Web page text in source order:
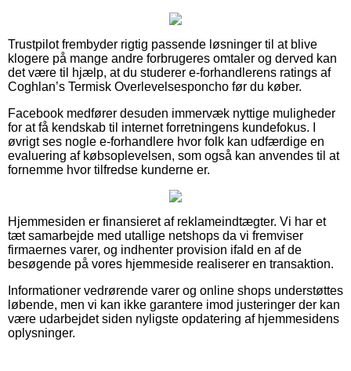
Trustpilot frembyder rigtig passende løsninger til at blive
klogere på mange andre forbrugeres omtaler og derved kan
det være til hjælp, at du studerer e-forhandlerens ratings af
Coghlan’s Termisk Overlevelsesponcho før du køber.
Facebook medfører desuden immervæk nyttige muligheder
for at få kendskab til internet forretningens kundefokus. I
øvrigt ses nogle e-forhandlere hvor folk kan udfærdige en
evaluering af købsoplevelsen, som også kan anvendes til at
fornemme hvor tilfredse kunderne er.
Hjemmesiden er finansieret af reklameindtægter. Vi har et
tæt samarbejde med utallige netshops da vi fremviser
firmaernes varer, og indhenter provision ifald en af de
besøgende på vores hjemmeside realiserer en transaktion.
Informationer vedrørende varer og online shops understøttes
løbende, men vi kan ikke garantere imod justeringer der kan
være udarbejdet siden nyligste opdatering af hjemmesidens
oplysninger.